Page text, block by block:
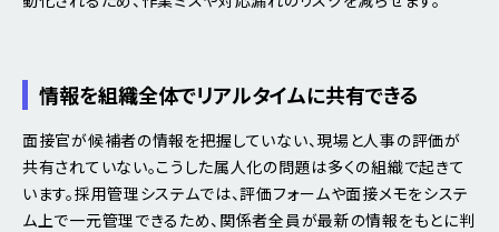
情報を組織全体でリアルタイムに共有できる
面接官が候補者の情報を把握していない、現場と人事の評価が
共有されていない。こうした属人化の問題は多くの組織で起きて
います。採用管理システムでは、評価フォームや面接メモをシステ
ム上で一元管理できるため、関係者全員が最新の情報をもとに判